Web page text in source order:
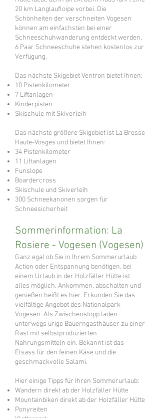
20 km Langlaufloipe vorbei. Die
Schönheiten der verschneiten Vogesen
können am einfachsten bei einer
Schneeschuhwanderung entdeckt werden,
6 Paar Schneeschuhe stehen kostenlos zur
Verfügung.
Das nächste Skigebiet Ventron bietet Ihnen:
10 Pistenkilometer
7 Liftanlagen
Kinderpisten
Skischule mit Skiverleih
Das nächste größere Skigebiet ist La Bresse
Haute-Vosges und bietet Ihnen:
34 Pistenkilometer
11 Liftanlagen
Funslope
Boardercross
Skischule und Skiverleih
300 Schneekanonen sorgen für
Schneesicherheit
Sommerinformation: La
Rosiere - Vogesen (Vogesen)
Ganz egal ob Sie in Ihrem Sommerurlaub
Action oder Entspannung benötigen, bei
einem Urlaub in der Holzfäller Hütte ist
alles möglich. Ankommen, abschalten und
genießen heißt es hier. Erkunden Sie das
vielfältige Angebot des Nationalpark
Vogesen. Als Zwischenstopp laden
unterwegs urige Bauerngasthäuser zu einer
Rast mit selbstproduzierten
Nahrungsmitteln ein. Bekannt ist das
Elsass für den feinen Käse und die
geschmackvolle Salami.
Hier einige Tipps für Ihren Sommerurlaub:
Wandern direkt ab der Holzfäller Hütte
Mountainbiken direkt ab der Holzfäller Hütte
Ponyreiten